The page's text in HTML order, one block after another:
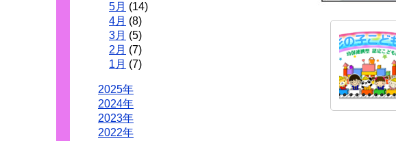
5月 (14)
4月 (8)
3月 (5)
2月 (7)
1月 (7)
2025年
2024年
2023年
2022年